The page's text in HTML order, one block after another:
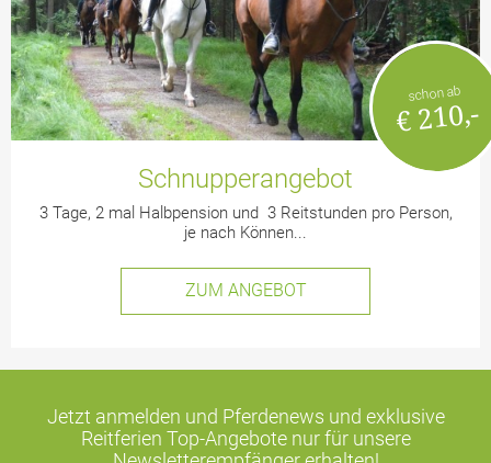
schon ab
€ 210,-
Schnupperangebot
3 Tage, 2 mal Halbpension und 3 Reitstunden pro Person,
je nach Können...
ZUM ANGEBOT
Jetzt anmelden und Pferdenews und exklusive
Reitferien Top-Angebotenur für unsere